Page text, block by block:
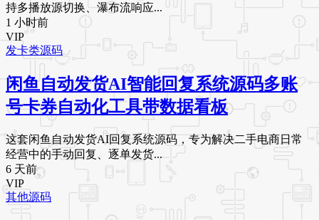
持多播放源切换、瀑布流响应...
1 小时前
VIP
发卡类源码
闲鱼自动发货AI智能回复系统源码多账
号卡券自动化工具带数据看板
这套闲鱼自动发货AI回复系统源码，专为解决二手电商日常
经营中的手动回复、逐单发货...
6 天前
VIP
其他源码